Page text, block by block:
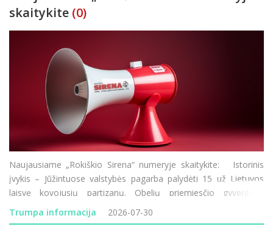
skaitykite (0)
Naujausiame „Rokiškio Sirena“ numeryje skaitykite: Istorinis
įvykis – Jūžintuose valstybės pagarba palydėti 15 už Lietuvos
laisvę kovojusių partizanų. Obelių priemiesčio gyventojai
nebegali taikstytis su kasdienėmis dulkių problemomis. Rokiškio
Rudolf
Trumpa informacija 2026-07-30